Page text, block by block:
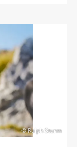
© Ralph Sturm